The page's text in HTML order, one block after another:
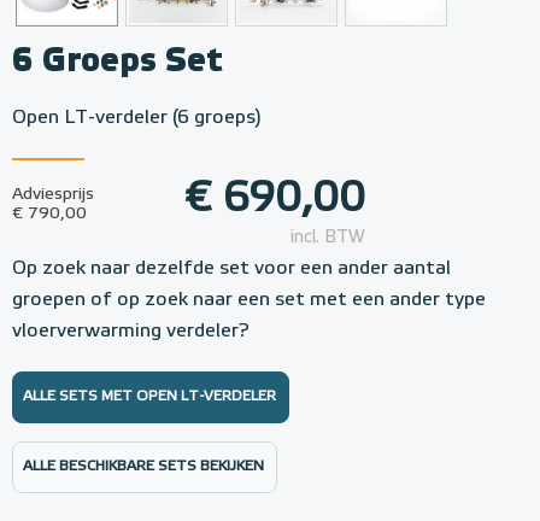
6 Groeps Set
Open LT-verdeler (6 groeps)
Adviesprijs
€ 790,00
€ 690,00
incl. BTW
Op zoek naar dezelfde set voor een ander aantal
groepen of op zoek naar een set met een ander type
vloerverwarming verdeler?
ALLE SETS MET OPEN LT-VERDELER
ALLE BESCHIKBARE SETS BEKIJKEN